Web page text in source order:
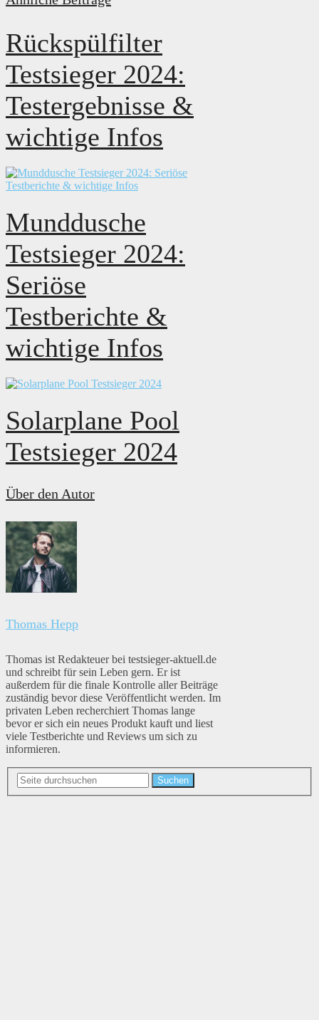
Rückspülfilter
Testsieger 2024:
Testergebnisse &
wichtige Infos
Munddusche
Testsieger 2024:
Seriöse
Testberichte &
wichtige Infos
Solarplane Pool
Testsieger 2024
Über den Autor
Thomas Hepp
Thomas ist Redakteuer bei testsieger-aktuell.de
und schreibt für sein Leben gern. Er ist
außerdem für die finale Kontrolle aller Beiträge
zuständig bevor diese Veröffentlicht werden. Im
privaten Leben recherchiert Thomas lange
bevor er sich ein neues Produkt kauft und liest
viele Testberichte und Reviews um sich zu
informieren.
Suchen